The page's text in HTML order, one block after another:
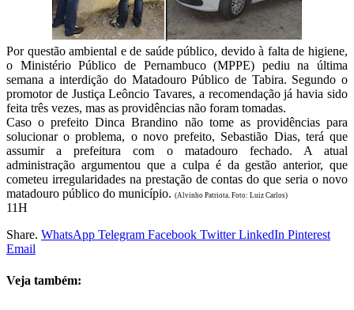
Por questão ambiental e de saúde público, devido à falta de higiene,
o Ministério Público de Pernambuco (MPPE) pediu na última
semana a interdição do Matadouro Público de Tabira. Segundo o
promotor de Justiça Leôncio Tavares, a recomendação já havia sido
feita três vezes, mas as providências não foram tomadas.
Caso o prefeito Dinca Brandino não tome as providências para
solucionar o problema, o novo prefeito, Sebastião Dias, terá que
assumir a prefeitura com o matadouro fechado. A atual
administração argumentou que a culpa é da gestão anterior, que
cometeu irregularidades na prestação de contas do que seria o novo
matadouro público do município. (Alvinho Patriota. Foto: Luiz Carlos)
11H
Share. WhatsApp Telegram Facebook Twitter LinkedIn Pinterest
Email
Veja também: